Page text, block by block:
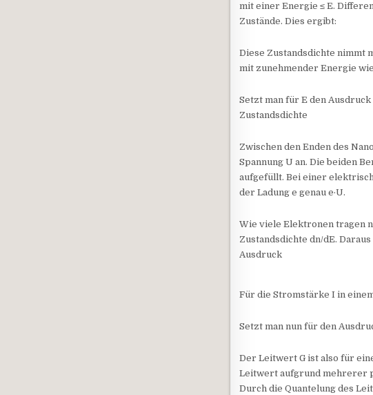
mit einer Energie ≤ E.
Zustände. Dies ergibt:
Diese Zustandsdichte nimmt
mit zunehmender Energie
Setzt man für E den Ausdruck
Zustandsdichte
Zwischen den Enden des
Spannung U an. Die beiden
aufgefüllt. Bei einer
der Ladung e genau e·U.
Wie viele Elektronen tragen
Zustandsdichte dn/dE.
Ausdruck
Für die Stromstärke I in
Setzt man nun für den
Der Leitwert G ist also für
Leitwert aufgrund mehrerer
Durch die Quantelung des